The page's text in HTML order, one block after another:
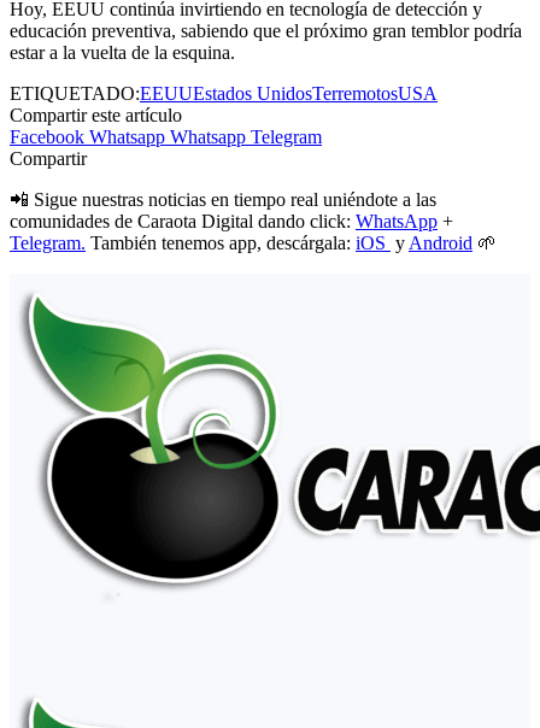
Hoy, EEUU continúa invirtiendo en tecnología de detección y
educación preventiva, sabiendo que el próximo gran temblor podría
estar a la vuelta de la esquina.
ETIQUETADO:EEUUEstados UnidosTerremotosUSA
Compartir este artículo
Facebook Whatsapp Whatsapp Telegram
Compartir
📲 Sigue nuestras noticias en tiempo real uniéndote a las
comunidades de Caraota Digital dando click: WhatsApp +
Telegram. También tenemos app, descárgala: iOS y Android 🌱